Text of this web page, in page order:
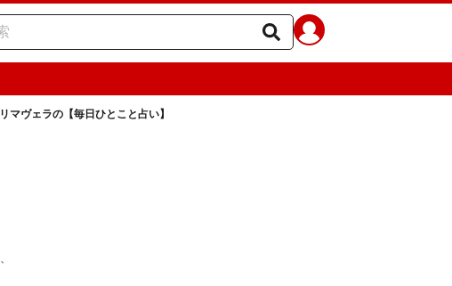
ヴェラの【毎日ひとこと占い】